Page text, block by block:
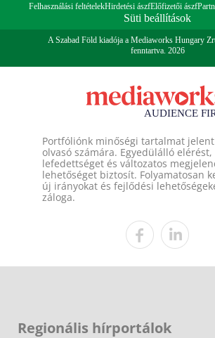
Felhasználási feltételekHirdetési ászfElőfizetői ászf
Süti beállítások
A Szabad Föld kiadója a Mediaworks Hungary
fenntartva. 2026
Portfóliónk minőségi tartalmat
olvasó számára. Egyedülálló elérést,
lefedettséget és változatos
lehetőséget biztosít. Folyamatosan
új irányokat és fejlődési
záloga.
Regionális hírportálok